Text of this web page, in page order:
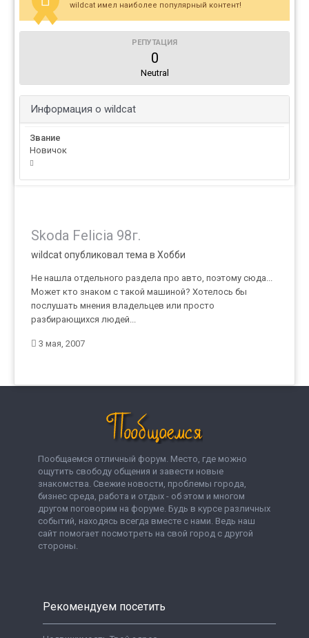
wildcat имел наиболее популярный контент!
РЕПУТАЦИЯ
0
Neutral
Информация о wildcat
Звание
Новичок
Skoda Felicia 98г.
wildcat опубликовал тема в Хобби
Не нашла отдельного раздела про авто, поэтому сюда...
Может кто знаком с такой машиной? Хотелось бы
послушать мнения владельцев или просто
разбирающихся людей...
3 мая, 2007
Пообщаемся отличный форум. Место, где можно
ощутить свободу общения и завести новые
знакомства. Свежие новости, проблемы города,
бизнес среда, работа и отдых - об этом и многом
другом поговорим на форуме. Будь в курсе различных
событий, находясь всегда вместе с нами. Ведь наш
сайт помогает посмотреть на свой город с другой
стороны.
Рекомендуем посетить